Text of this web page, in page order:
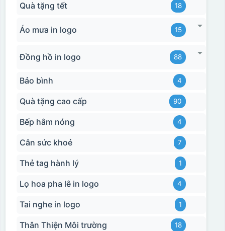
Hộp xi ly sứ
Quà tặng tết 18
Áo mưa in logo 15
Đồng hồ in logo 88
Bảo bình 4
Quà tặng cao cấp 90
Bếp hâm nóng 4
Cân sức khoẻ 7
Thẻ tag hành lý 1
Lọ hoa pha lê in logo 4
Tai nghe in logo 1
Thân Thiện Môi trường 18